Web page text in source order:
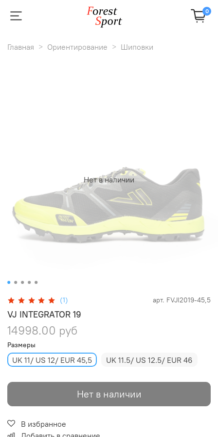
0
Главная Ориентирование Шиповки
Нет в наличии
(1) арт. FVJI2019-45,5
VJ INTEGRATOR 19
14998.00 руб
Размеры
UK 11/ US 12/ EUR 45,5 UK 11.5/ US 12.5/ EUR 46
Нет в наличии
В избранное